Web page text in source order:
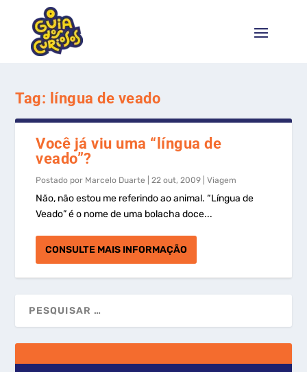
Tag: língua de veado
Você já viu uma “língua de
veado”?
Postado por Marcelo Duarte |22 out, 2009 |Viagem
Não, não estou me referindo ao animal. “Língua de
Veado” é o nome de uma bolacha doce...
CONSULTE MAIS INFORMAÇÃO